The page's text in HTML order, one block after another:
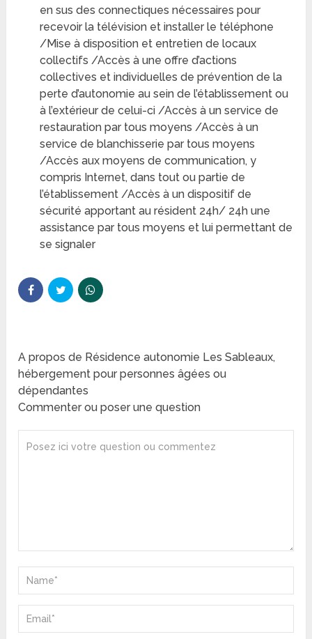
en sus des connectiques nécessaires pour
recevoir la télévision et installer le téléphone
/Mise à disposition et entretien de locaux
collectifs /Accès à une offre d’actions
collectives et individuelles de prévention de la
perte d’autonomie au sein de l’établissement ou
à l’extérieur de celui-ci /Accès à un service de
restauration par tous moyens /Accès à un
service de blanchisserie par tous moyens
/Accès aux moyens de communication, y
compris Internet, dans tout ou partie de
l’établissement /Accès à un dispositif de
sécurité apportant au résident 24h/ 24h une
assistance par tous moyens et lui permettant de
se signaler
A propos de Résidence autonomie Les Sableaux,
hébergement pour personnes âgées ou
dépendantes
Commenter ou poser une question